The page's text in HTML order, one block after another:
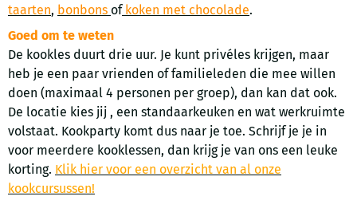
taarten, bonbons ofkoken met chocolade.
Goed om te weten
De kookles duurt drie uur. Je kunt privéles krijgen, maar
heb je een paar vrienden of familieleden die mee willen
doen (maximaal 4 personen per groep), dan kan dat ook.
De locatie kies jij , een standaarkeuken en wat werkruimte
volstaat. Kookparty komt dus naar je toe. Schrijf je je in
voor meerdere kooklessen, dan krijg je van ons een leuke
korting. Klik hier voor een overzicht van al onze
kookcursussen!